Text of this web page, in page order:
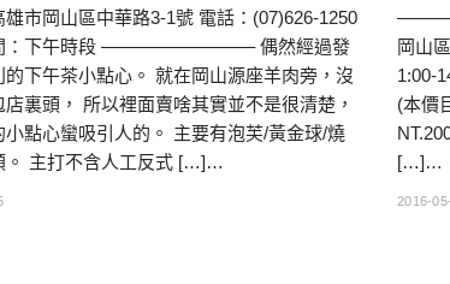
雄市岡山區中華路3-1號 電話：(07)626-1250
：下午時段 ————————– 偶然經過發
的下午茶小點心。 就在岡山源座羊肉旁，沒
店裏頭， 所以裡面賣啥其實並不是很清楚，
小點心蠻吸引人的。 主要有泡芙/黃金球/燒
。 主打不含人工反式 […]…
岡山
1:00-
(本價
[…]…
2016-